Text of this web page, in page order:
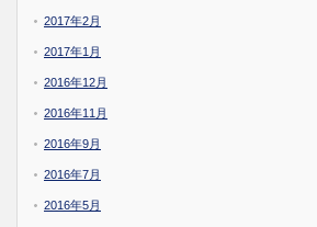
2017年2月
2017年1月
2016年12月
2016年11月
2016年9月
2016年7月
2016年5月